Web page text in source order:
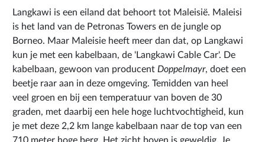
Langkawi is een eiland dat behoort tot Maleisië. Maleisi
is het land van de Petronas Towers en de jungle op
Borneo. Maar Maleisie heeft meer dan dat, op Langkawi
kun je met een kabelbaan, de 'Langkawi Cable Car'. De
kabelbaan, gewoon van producent Doppelmayr, doet een
beetje raar aan in deze omgeving. Temidden van heel
veel groen en bij een temperatuur van boven de 30
graden, met daarbij een hele hoge luchtvochtigheid, kun
je met deze 2,2 km lange kabelbaan naar de top van een
710 meter hoge berg. Het zicht boven is geweldig. Je